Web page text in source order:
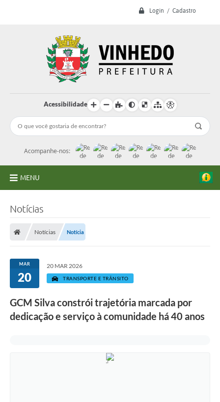
Login / Cadastro
Acessibilidade
Acompanhe-nos:
MENU
Licitações
Transparência
Concursos e Processos Seletivos
Inclusão e Acessibilidade
Notícias
Notícias Notícia
MAR
20
20 MAR 2026
TRANSPORTE E TRÂNSITO
GCM Silva constrói trajetória marcada por
dedicação e serviço à comunidade há 40 anos